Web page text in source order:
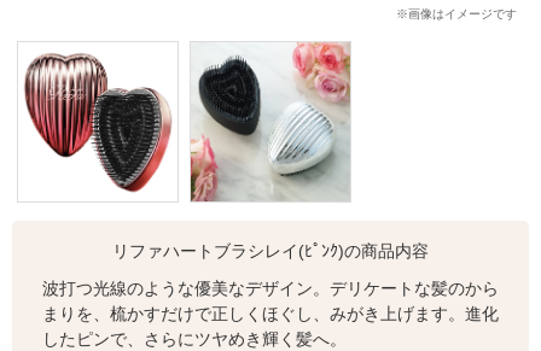
※画像はイメージです
リファハートブラシレイ(ﾋﾟﾝｸ)の商品内容
波打つ光線のような優美なデザイン。デリケートな髪のから
まりを、梳かすだけで正しくほぐし、みがき上げます。進化
したピンで、さらにツヤめき輝く髪へ。